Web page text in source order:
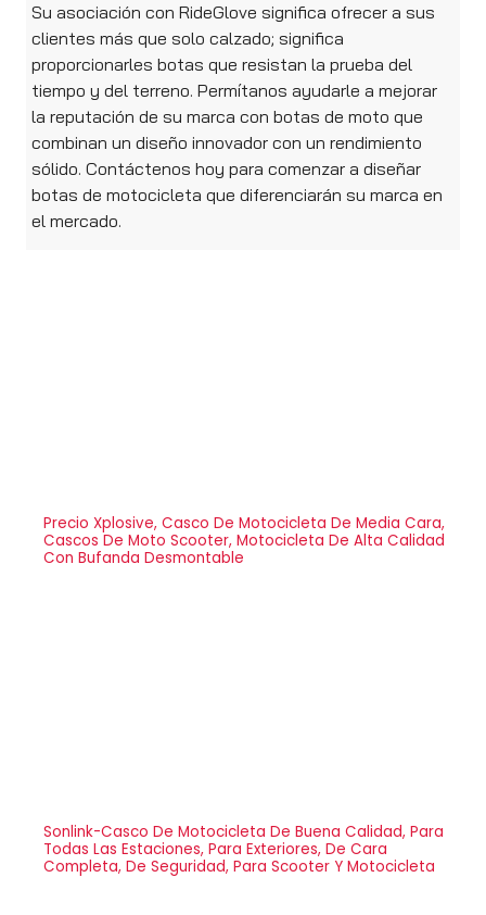
Su asociación con RideGlove significa ofrecer a sus
clientes más que solo calzado; significa
proporcionarles botas que resistan la prueba del
tiempo y del terreno. Permítanos ayudarle a mejorar
la reputación de su marca con botas de moto que
combinan un diseño innovador con un rendimiento
sólido. Contáctenos hoy para comenzar a diseñar
botas de motocicleta que diferenciarán su marca en
el mercado.
Precio Xplosive, Casco De Motocicleta De Media Cara,
Cascos De Moto Scooter, Motocicleta De Alta Calidad
Con Bufanda Desmontable
Sonlink-Casco De Motocicleta De Buena Calidad, Para
Todas Las Estaciones, Para Exteriores, De Cara
Completa, De Seguridad, Para Scooter Y Motocicleta